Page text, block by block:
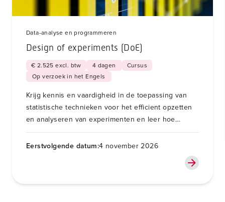
Data-analyse en programmeren
Design of experiments (DoE)
€ 2.525 excl. btw 4 dagen
Cursus
Op verzoek in het Engels
Krijg kennis en vaardigheid in de toepassing van
statistische technieken voor het efficient opzetten
en analyseren van experimenten en leer hoe
generatieve AI, zoals ChatGPT of Copilot, hierbij op
een verantwoorde manier ingezet kan worden.
Eerstvolgende datum:4 november 2026